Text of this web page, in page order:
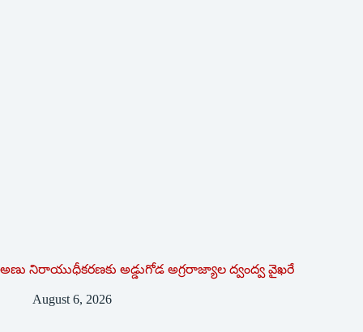
అణు నిరాయుధీకరణకు అడ్డుగోడ అగ్రరాజ్యాల ద్వంద్వ వైఖరే
August 6, 2026